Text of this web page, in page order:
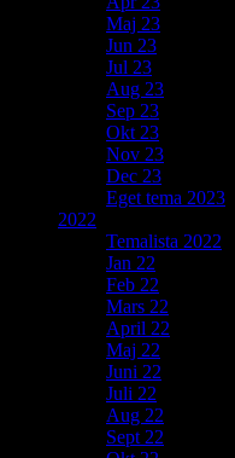
Maj 23
Jun 23
Jul 23
Aug 23
Sep 23
Okt 23
Nov 23
Dec 23
Eget tema 2023
2022
Temalista 2022
Jan 22
Feb 22
Mars 22
April 22
Maj 22
Juni 22
Juli 22
Aug 22
Sept 22